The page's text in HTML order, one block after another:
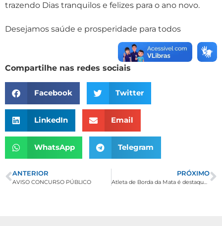
trazendo Dias tranquilos e felizes para o ano novo.
Desejamos saúde e prosperidade para todos
Compartilhe nas redes sociais
Facebook Twitter
LinkedIn Email
WhatsApp Telegram
ANTERIOR
AVISO CONCURSO PÚBLICO
PRÓXIMO
Atleta de Borda da Mata é destaque em Corrida de Rua na cidade Campanha -MG